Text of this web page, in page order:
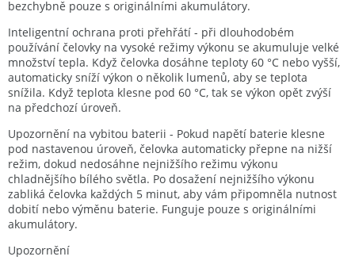
bezchybně pouze s originálními akumulátory.
Inteligentní ochrana proti přehřátí - při dlouhodobém
používání čelovky na vysoké režimy výkonu se akumuluje velké
množství tepla. Když čelovka dosáhne teploty 60 °C nebo vyšší,
automaticky sníží výkon o několik lumenů, aby se teplota
snížila. Když teplota klesne pod 60 °C, tak se výkon opět zvýší
na předchozí úroveň.
Upozornění na vybitou baterii - Pokud napětí baterie klesne
pod nastavenou úroveň, čelovka automaticky přepne na nižší
režim, dokud nedosáhne nejnižšího režimu výkonu
chladnějšího bílého světla. Po dosažení nejnižšího výkonu
zabliká čelovka každých 5 minut, aby vám připomněla nutnost
dobití nebo výměnu baterie. Funguje pouze s originálními
akumulátory.
Upozornění